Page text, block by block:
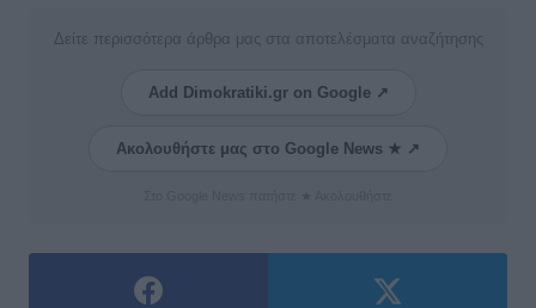
Δείτε περισσότερα άρθρα μας στα αποτελέσματα αναζήτησης
Add Dimokratiki.gr on Google ↗
Ακολουθήστε μας στο Google News ★ ↗